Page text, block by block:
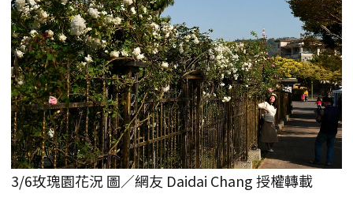
3/6玫瑰園花況 圖／網友 Daidai Chang 授權轉載